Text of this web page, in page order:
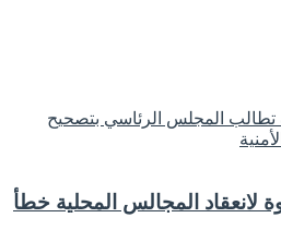
لانعقاد المجالس المحلية خطأ